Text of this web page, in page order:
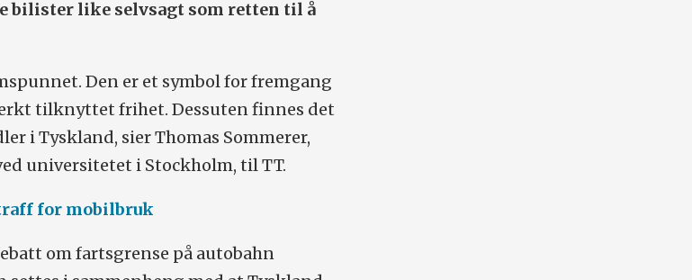
bilister like selvsagt som retten til å
Den er et symbol for fremgang
tilknyttet frihet. Dessuten finnes det
i Tyskland, sier Thomas Sommerer,
universitetet i Stockholm, til TT.
for mobilbruk
om fartsgrense på autobahn